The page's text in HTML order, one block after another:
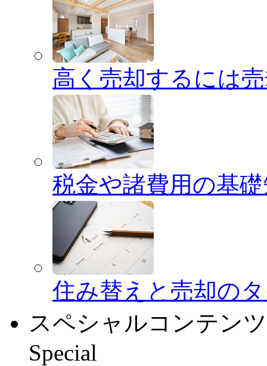
高く売却するには
税金や諸費用の基
住み替えと売却の
スペシャルコンテンツ
Special